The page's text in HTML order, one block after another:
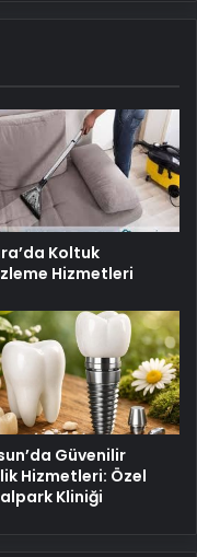
Koltuk
Hizmetleri
Güvenilir
Hizmetleri: Özel
Kliniği